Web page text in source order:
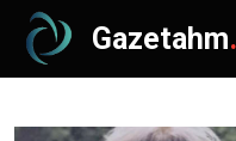
Gazetahm